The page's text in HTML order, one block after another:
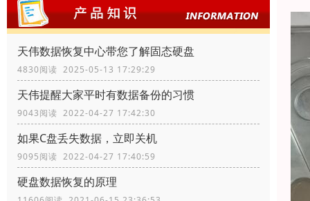
天伟数据恢复中心带您了解固态硬盘
4830阅读 2025-05-13 17:29:29
天伟提醒大家平时有数据备份的习惯
9043阅读 2022-04-27 17:42:30
如果C盘丢失数据，立即关机
9095阅读 2022-04-27 17:40:59
硬盘数据恢复的原理